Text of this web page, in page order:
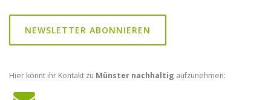
NEWSLETTER ABONNIEREN
Hier könnt ihr Kontakt zu Münster nachhaltig aufzunehmen: